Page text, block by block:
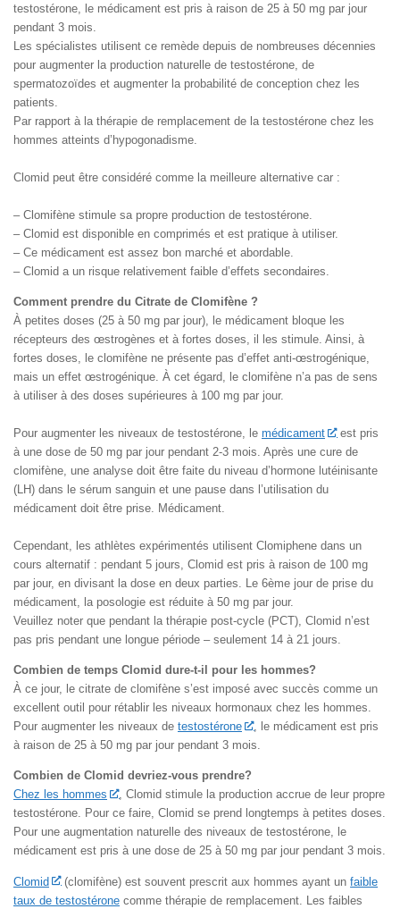
testostérone, le médicament est pris à raison de 25 à 50 mg par jour
pendant 3 mois.
Les spécialistes utilisent ce remède depuis de nombreuses décennies
pour augmenter la production naturelle de testostérone, de
spermatozoïdes et augmenter la probabilité de conception chez les
patients.
Par rapport à la thérapie de remplacement de la testostérone chez les
hommes atteints d’hypogonadisme.
Clomid peut être considéré comme la meilleure alternative car :
– Clomifène stimule sa propre production de testostérone.
– Clomid est disponible en comprimés et est pratique à utiliser.
– Ce médicament est assez bon marché et abordable.
– Clomid a un risque relativement faible d’effets secondaires.
Comment prendre du Citrate de Clomifène ?
À petites doses (25 à 50 mg par jour), le médicament bloque les
récepteurs des œstrogènes et à fortes doses, il les stimule. Ainsi, à
fortes doses, le clomifène ne présente pas d’effet anti-œstrogénique,
mais un effet œstrogénique. À cet égard, le clomifène n’a pas de sens
à utiliser à des doses supérieures à 100 mg par jour.
Pour augmenter les niveaux de testostérone, le médicament
est pris
à une dose de 50 mg par jour pendant 2-3 mois. Après une cure de
clomifène, une analyse doit être faite du niveau d’hormone lutéinisante
(LH) dans le sérum sanguin et une pause dans l’utilisation du
médicament doit être prise. Médicament.
Cependant, les athlètes expérimentés utilisent Clomiphene dans un
cours alternatif : pendant 5 jours, Clomid est pris à raison de 100 mg
par jour, en divisant la dose en deux parties. Le 6ème jour de prise du
médicament, la posologie est réduite à 50 mg par jour.
Veuillez noter que pendant la thérapie post-cycle (PCT), Clomid n’est
pas pris pendant une longue période – seulement 14 à 21 jours.
Combien de temps Clomid dure-t-il pour les hommes?
À ce jour, le citrate de clomifène s’est imposé avec succès comme un
excellent outil pour rétablir les niveaux hormonaux chez les hommes.
Pour augmenter les niveaux de testostérone
, le médicament est pris
à raison de 25 à 50 mg par jour pendant 3 mois.
Combien de Clomid devriez-vous prendre?
Chez les hommes
, Clomid stimule la production accrue de leur propre
testostérone. Pour ce faire, Clomid se prend longtemps à petites doses.
Pour une augmentation naturelle des niveaux de testostérone, le
médicament est pris à une dose de 25 à 50 mg par jour pendant 3 mois.
Clomid (clomifène) est souvent prescrit aux hommes ayant unfaible
taux de testostérone comme thérapie de remplacement. Les faibles